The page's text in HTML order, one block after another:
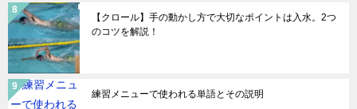
【クロール】手の動かし方で大切なポイントは入水。2つ
のコツを解説！
練習メニューで使われる単語とその説明